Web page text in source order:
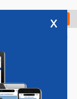
Check in
x